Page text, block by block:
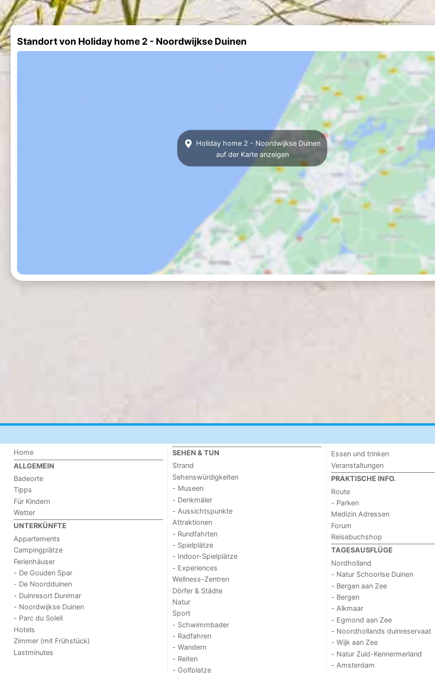
Standort von Holiday home 2 - Noordwijkse Duinen
Holiday home 2 - Noordwijkse Duinen
auf der Karte anzeigen
Home
ALLGEMEIN
Badeorte
Tipps
Für Kindern
Wetter
UNTERKÜNFTE
Appartements
Campingplätze
Ferienhäuser
- De Gouden Spar
- De Noordduinen
- Duinresort Dunimar
- Noordwijkse Duinen
- Parc du Soleil
Hotels
Zimmer (mit Frühstück)
Lastminutes
SEHEN & TUN
Strand
Sehenswürdigkeiten
- Museen
- Denkmäler
- Aussichtspunkte
Attraktionen
- Rundfahrten
- Spielplätze
- Indoor-Spielplätze
- Experiences
Wellness-Zentren
Dörfer & Städte
Natur
Sport
- Schwimmbader
- Radfahren
- Wandern
- Reiten
- Golfplatze
Essen und trinken
Veranstaltungen
PRAKTISCHE INFO.
Route
- Parken
Medizin Adressen
Forum
Reisebuchshop
TAGESAUSFLÜGE
Nordholland
- Natur Schoorlse Duinen
- Bergen aan Zee
- Bergen
- Alkmaar
- Egmond aan Zee
- Noordhollands duinreservaat
- Wijk aan Zee
- Natur Zuid-Kennermerland
- Amsterdam